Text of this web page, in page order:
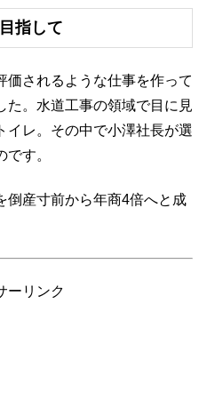
指して
価されるような仕事を作って
た。水道工事の領域で目に見
イレ。その中で小澤社長が選
す。
倒産寸前から年商4倍へと成
ーリンク